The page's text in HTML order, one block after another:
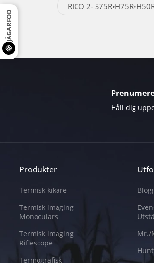
RICO 2-
Håll dig
Produkter
Termisk kikare
Termisk lmaging
Monoculars
Termisk lmaging
Riflescope
Termografisk
Mr./
JÄGARFOD